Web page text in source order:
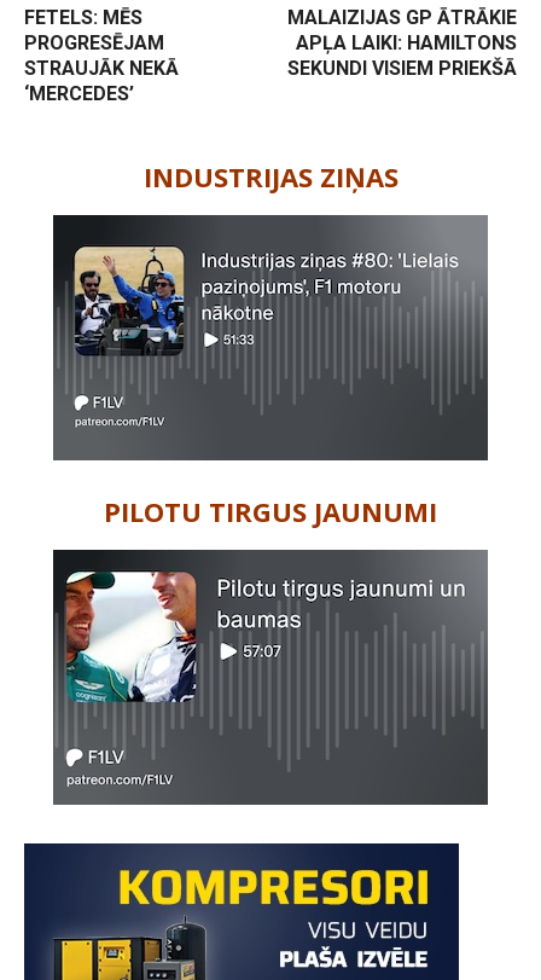
FETELS: MĒS
PROGRESĒJAM
STRAUJĀK NEKĀ
‘MERCEDES’
MALAIZIJAS GP ĀTRĀKIE
APĻA LAIKI: HAMILTONS
SEKUNDI VISIEM PRIEKŠĀ
INDUSTRIJAS ZIŅAS
PILOTU TIRGUS JAUNUMI